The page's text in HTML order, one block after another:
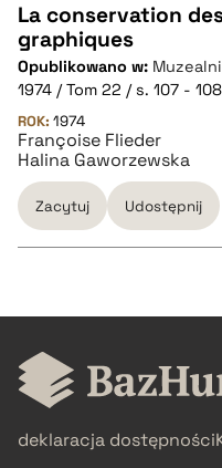
CZYSTY TEKST
pobierz cytat
BIBTEX
pobierz cytat
La conservation
graphiques
Opublikowano w:
1974 / Tom 22 / s. 107 - 108
ROK: 1974
Françoise Flieder
Halina Gaworzewska
Zacytuj Udostępnij
CZYSTY TEKST
pobierz cytat
BIBTEX
deklaracja dostępności